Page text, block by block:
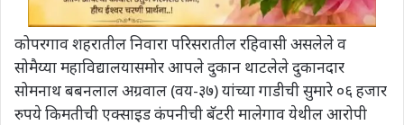
कोपरगाव शहरातील निवारा परिसरातील रहिवासी असलेले व
सोमैय्या महाविद्यालयासमोर आपले दुकान थाटलेले दुकानदार
सोमनाथ बबनलाल अग्रवाल (वय-३७) यांच्या गाडीची सुमारे ०६ हजार
रुपये किमतीची एक्साइड कंपनीची बॅटरी मालेगाव येथील आरोपी